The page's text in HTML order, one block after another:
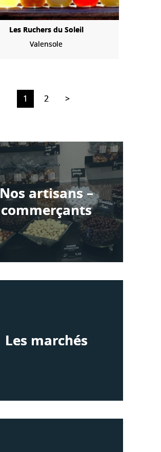
Les Ruchers du Soleil
Valensole
1 2 >
Nos artisans –
commerçants
Les marchés